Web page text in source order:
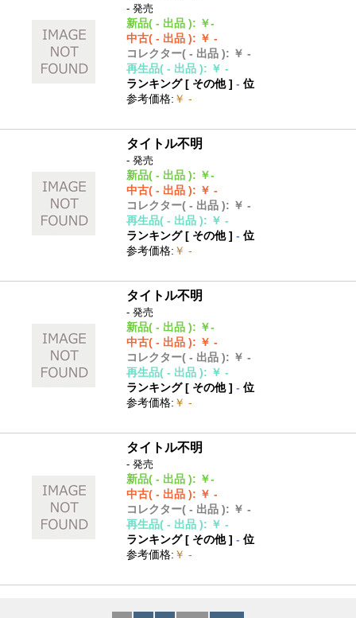
- 発売
新品( - 出品 ): ￥-
中古( - 出品 ): ￥ -
コレクター( - 出品 ): ￥ -
再生品( - 出品 ): ￥ -
ランキング [ その他]- 位
参考価格: ￥ -
タイトル不明
- 発売
新品( - 出品 ): ￥-
中古( - 出品 ): ￥ -
コレクター( - 出品 ): ￥ -
再生品( - 出品 ): ￥ -
ランキング [ その他]- 位
参考価格: ￥ -
タイトル不明
- 発売
新品( - 出品 ): ￥-
中古( - 出品 ): ￥ -
コレクター( - 出品 ): ￥ -
再生品( - 出品 ): ￥ -
ランキング [ その他]- 位
参考価格: ￥ -
タイトル不明
- 発売
新品( - 出品 ): ￥-
中古( - 出品 ): ￥ -
コレクター( - 出品 ): ￥ -
再生品( - 出品 ): ￥ -
ランキング [ その他]- 位
参考価格: ￥ -